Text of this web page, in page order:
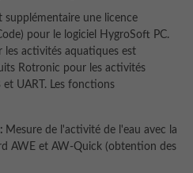
supplémentaire une licence
pour le logiciel HygroSoft PC.
les activités aquatiques est
Rotronic pour les activités
UART. Les fonctions
Mesure de l'activité de l'eau avec la
AWE et AW-Quick (obtention des